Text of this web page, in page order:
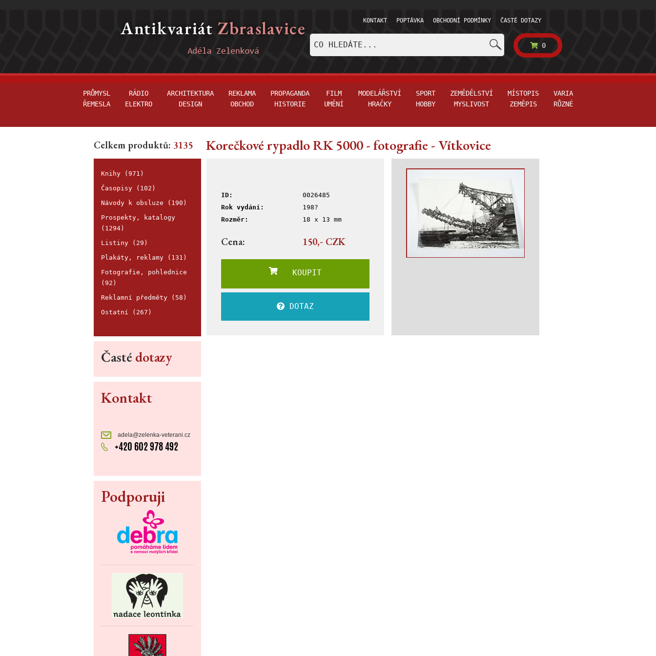
KONTAKT POPTÁVKA OBCHODNÍ PODMÍNKY ČASTÉ DOTAZY
0
PRŮMYSL
ŘEMESLA
RÁDIO
ELEKTRO
ARCHITEKTURA
DESIGN
REKLAMA
OBCHOD
PROPAGANDA
HISTORIE
FILM
UMĚNÍ
MODELÁŘSTVÍ
HRAČKY
SPORT
HOBBY
ZEMĚDĚLSTVÍ
MYSLIVOST
MÍSTOPIS
ZEMĚPIS
VARIA
RŮZNÉ
Celkem produktů: 3135
Knihy (971)
Časopisy (102)
Návody k obsluze (190)
Prospekty, katalogy
(1294)
Listiny (29)
Plakáty, reklamy (131)
Fotografie, pohlednice
(92)
Reklamní předměty (58)
Ostatní (267)
Časté dotazy
Kontakt
adela@zelenka-veterani.cz
+420 602 978 492
Podporuji
Korečkové rypadlo RK 5000 - fotografie - Vítkovice
ID:
0026485
Rok vydání:
198?
Rozměr:
18 x 13 mm
Cena: 150,- CZK
KOUPIT
DOTAZ